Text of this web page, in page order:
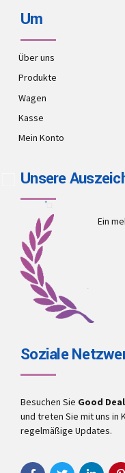
Um
Über uns
Produkte
Wagen
Kasse
Mein Konto
Unsere
Ein
Soziale
Besuchen Sie Good
und treten Sie mit uns in
regelmäßige Updates.